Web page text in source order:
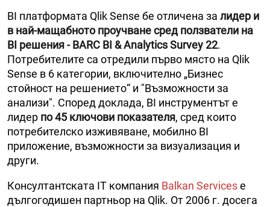
BI платформата Qlik Sense бe отличена за лидер и
в най-мащабното проучване сред ползватели на
BI решения - BARC BI & Analytics Survey 22.
Потребителите са отредили първо място на Qlik
Sense в 6 категории, включително „Бизнес
стойност на решението“ и "Възможности за
анализи". Според доклада, BI инструментът е
лидер по 45 ключови показателя, сред които
потребителско изживяване, мобилно BI
приложение, възможности за визуализация и
други.
Консултантската IT компания Balkan Servicese
дългогодишен партньор на Qlik. Oт 2006 г. досега